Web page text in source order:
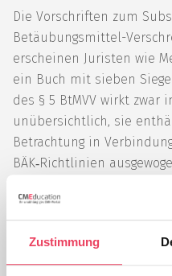
Zustimmung
Die Vorschriften zum
Betäubungsmittel-
erscheinen Juristen wie
ein Buch mit sieben
des § 5 BtMVV wirkt zwar
unübersichtlich, sie
Betrachtung in
BÄK‑Richtlinien
praktikable Regelungen
Anwendung von
Änderung der BtMVV im
Verordnungsgeber das
qualifizierte Ärzte durch